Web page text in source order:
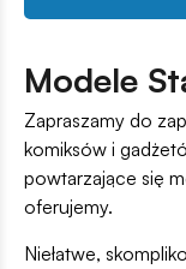
Modele
Zapraszamy do
komiksów i
powtarzające się
oferujemy.
Niełatwe,